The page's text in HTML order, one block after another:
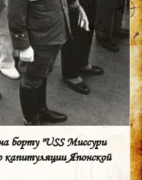
борту "USS Миссури
Японской